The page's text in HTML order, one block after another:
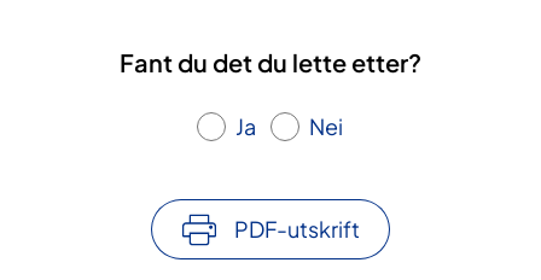
Fant du det du lette etter?
Ja Nei
PDF-utskrift